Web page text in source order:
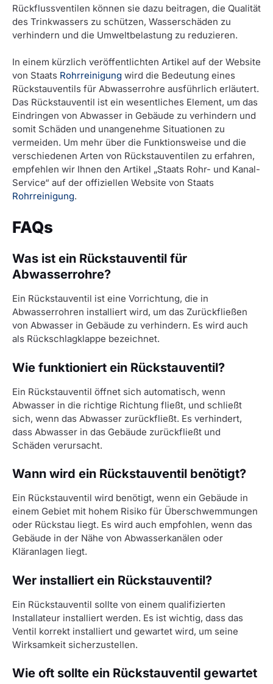
Rückflussventilen können sie dazu beitragen, die Qualität
des Trinkwassers zu schützen, Wasserschäden zu
verhindern und die Umweltbelastung zu reduzieren.
In einem kürzlich veröffentlichten Artikel auf der Website
von Staats Rohrreinigung wird die Bedeutung eines
Rückstauventils für Abwasserrohre ausführlich erläutert.
Das Rückstauventil ist ein wesentliches Element, um das
Eindringen von Abwasser in Gebäude zu verhindern und
somit Schäden und unangenehme Situationen zu
vermeiden. Um mehr über die Funktionsweise und die
verschiedenen Arten von Rückstauventilen zu erfahren,
empfehlen wir Ihnen den Artikel „Staats Rohr- und Kanal-
Service“ auf der offiziellen Website von Staats
Rohrreinigung.
FAQs
Was ist ein Rückstauventil für
Abwasserrohre?
Ein Rückstauventil ist eine Vorrichtung, die in
Abwasserrohren installiert wird, um das Zurückfließen
von Abwasser in Gebäude zu verhindern. Es wird auch
als Rückschlagklappe bezeichnet.
Wie funktioniert ein Rückstauventil?
Ein Rückstauventil öffnet sich automatisch, wenn
Abwasser in die richtige Richtung fließt, und schließt
sich, wenn das Abwasser zurückfließt. Es verhindert,
dass Abwasser in das Gebäude zurückfließt und
Schäden verursacht.
Wann wird ein Rückstauventil benötigt?
Ein Rückstauventil wird benötigt, wenn ein Gebäude in
einem Gebiet mit hohem Risiko für Überschwemmungen
oder Rückstau liegt. Es wird auch empfohlen, wenn das
Gebäude in der Nähe von Abwasserkanälen oder
Kläranlagen liegt.
Wer installiert ein Rückstauventil?
Ein Rückstauventil sollte von einem qualifizierten
Installateur installiert werden. Es ist wichtig, dass das
Ventil korrekt installiert und gewartet wird, um seine
Wirksamkeit sicherzustellen.
Wie oft sollte ein Rückstauventil gewartet